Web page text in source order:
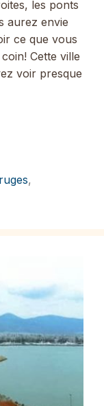
les ponts
aurez envie
ce que vous
Cette ville
voir presque
,